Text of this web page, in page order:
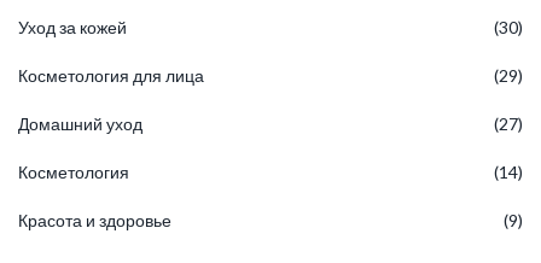
Уход за кожей (30)
Косметология для лица (29)
Домашний уход (27)
Косметология (14)
Красота и здоровье (9)